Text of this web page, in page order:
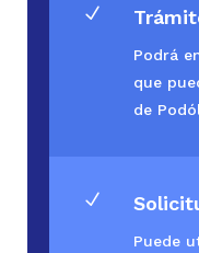
N
Podrá
que
de
N
Puede